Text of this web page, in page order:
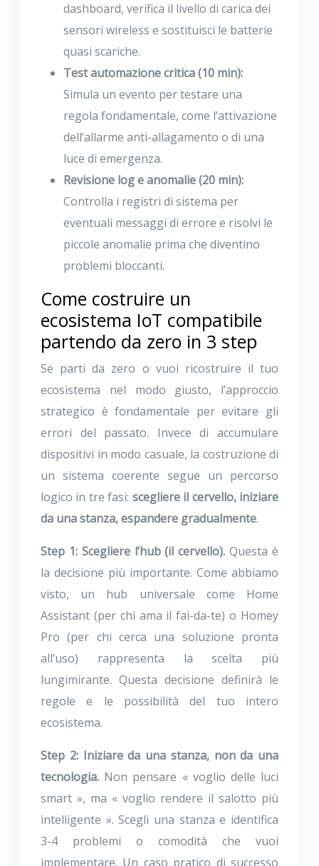
dashboard, verifica il livello di carica dei
sensori wireless e sostituisci le batterie
quasi scariche.
Test automazione critica (10 min):
Simula un evento per testare una
regola fondamentale, come l’attivazione
dell’allarme anti-allagamento o di una
luce di emergenza.
Revisione log e anomalie (20 min):
Controlla i registri di sistema per
eventuali messaggi di errore e risolvi le
piccole anomalie prima che diventino
problemi bloccanti.
Come costruire un
ecosistema IoT compatibile
partendo da zero in 3 step
Se parti da zero o vuoi ricostruire il tuo
ecosistema nel modo giusto, l’approccio
strategico è fondamentale per evitare gli
errori del passato. Invece di accumulare
dispositivi in modo casuale, la costruzione di
un sistema coerente segue un percorso
logico in tre fasi: scegliere il cervello, iniziare
da una stanza, espandere gradualmente.
Step 1: Scegliere l’hub (il cervello). Questa è
la decisione più importante. Come abbiamo
visto, un hub universale come Home
Assistant (per chi ama il fai-da-te) o Homey
Pro (per chi cerca una soluzione pronta
all’uso) rappresenta la scelta più
lungimirante. Questa decisione definirà le
regole e le possibilità del tuo intero
ecosistema.
Step 2: Iniziare da una stanza, non da una
tecnologia. Non pensare « voglio delle luci
smart », ma « voglio rendere il salotto più
intelligente ». Scegli una stanza e identifica
3-4 problemi o comodità che vuoi
implementare. Un caso pratico di successo